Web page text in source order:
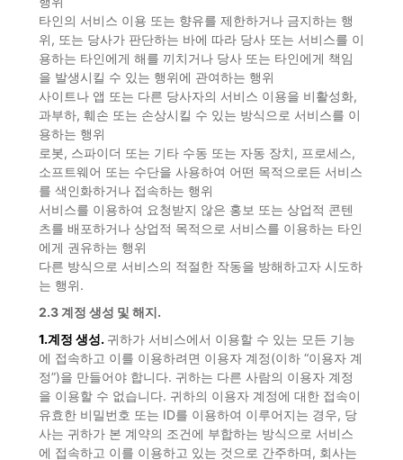
타인의 서비스 이용 또는 향유를 제한하거나 금지하는 행
위, 또는 당사가 판단하는 바에 따라 당사 또는 서비스를 이
용하는 타인에게 해를 끼치거나 당사 또는 타인에게 책임
을 발생시킬 수 있는 행위에 관여하는 행위
사이트나 앱 또는 다른 당사자의 서비스 이용을 비활성화,
과부하, 훼손 또는 손상시킬 수 있는 방식으로 서비스를 이
용하는 행위
로봇, 스파이더 또는 기타 수동 또는 자동 장치, 프로세스,
소프트웨어 또는 수단을 사용하여 어떤 목적으로든 서비스
를 색인화하거나 접속하는 행위
서비스를 이용하여 요청받지 않은 홍보 또는 상업적 콘텐
츠를 배포하거나 상업적 목적으로 서비스를 이용하는 타인
에게 권유하는 행위
다른 방식으로 서비스의 적절한 작동을 방해하고자 시도하
는 행위.
2.3 계정 생성 및 해지.
1.계정 생성. 귀하가 서비스에서 이용할 수 있는 모든 기능
에 접속하고 이를 이용하려면 이용자 계정(이하 “이용자 계
정”)을 만들어야 합니다. 귀하는 다른 사람의 이용자 계정
을 이용할 수 없습니다. 귀하의 이용자 계정에 대한 접속이
유효한 비밀번호 또는 ID를 이용하여 이루어지는 경우, 당
사는 귀하가 본 계약의 조건에 부합하는 방식으로 서비스
에 접속하고 이를 이용하고 있는 것으로 간주하며, 회사는